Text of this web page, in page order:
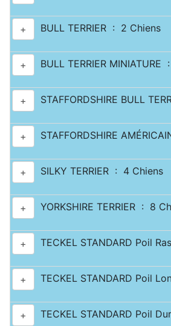
+ BULL TERRIER : 2 Chiens
+ BULL TERRIER
+ STAFFORDSHIRE BULL
+ STAFFORDSHIRE
+ SILKY TERRIER : 4 Chiens
+ YORKSHIRE TERRIER : 8
+ TECKEL STANDARD Poil
+ TECKEL STANDARD Poil
+ TECKEL STANDARD Poil